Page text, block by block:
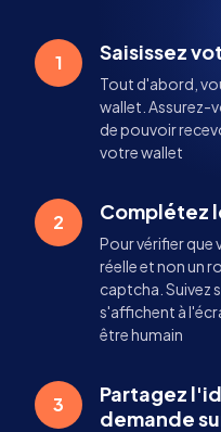
1 Saisissez
Tout d'abord,
wallet. Assurez-
de pouvoir
votre wallet
2 Complétez
Pour vérifier que
réelle et non un
captcha. Suivez
s'affichent à
être humain
3
Partagez
demande